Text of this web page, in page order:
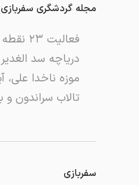
سفربازی
مجله گردشگری سفربازی